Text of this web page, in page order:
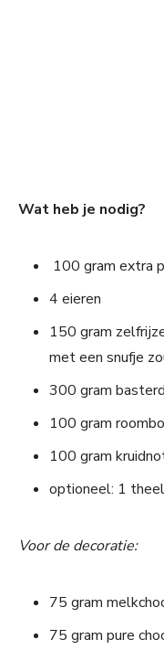
Wat heb je nodig?
100 gram extra
4 eieren
150 gram
met een snufje
300 gram
100 gram
100 gram
optioneel: 1
Voor de decoratie:
75 gram
75 gram pure